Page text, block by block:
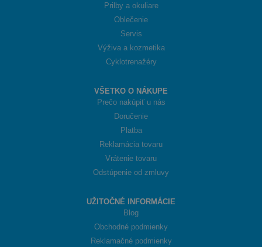
Prilby a okuliare
Oblečenie
Servis
Výživa a kozmetika
Cyklotrenažéry
VŠETKO O NÁKUPE
Prečo nakúpiť u nás
Doručenie
Platba
Reklamácia tovaru
Vrátenie tovaru
Odstúpenie od zmluvy
UŽITOČNÉ INFORMÁCIE
Blog
Obchodné podmienky
Reklamačné podmienky